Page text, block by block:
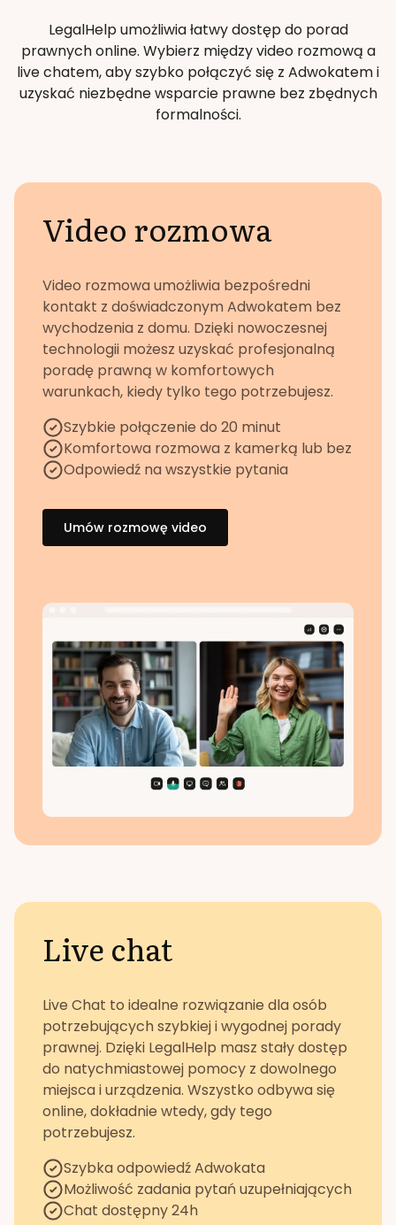
LegalHelp umożliwia łatwy dostęp do porad
prawnych online. Wybierz między video rozmową a
live chatem, aby szybko połączyć się z Adwokatem i
uzyskać niezbędne wsparcie prawne bez zbędnych
formalności.
Video rozmowa
Video rozmowa umożliwia bezpośredni
kontakt z doświadczonym Adwokatem bez
wychodzenia z domu. Dzięki nowoczesnej
technologii możesz uzyskać profesjonalną
poradę prawną w komfortowych
warunkach, kiedy tylko tego potrzebujesz.
Szybkie połączenie do 20 minut
Komfortowa rozmowa z kamerką lub bez
Odpowiedź na wszystkie pytania
Umów rozmowę video
Live chat
Live Chat to idealne rozwiązanie dla osób
potrzebujących szybkiej i wygodnej porady
prawnej. Dzięki LegalHelp masz stały dostęp
do natychmiastowej pomocy z dowolnego
miejsca i urządzenia. Wszystko odbywa się
online, dokładnie wtedy, gdy tego
potrzebujesz.
Szybka odpowiedź Adwokata
Możliwość zadania pytań uzupełniających
Chat dostępny 24h